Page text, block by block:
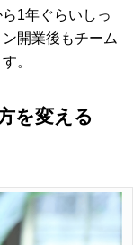
1年ぐらいしっ
開業後もチーム
。
を変える